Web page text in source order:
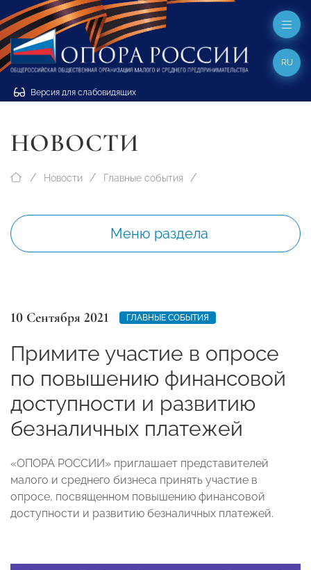
Версия для слабовидящих
RU
НОВОСТИ
Новости Главные события
Меню раздела
10 Сентября 2021 ГЛАВНЫЕ СОБЫТИЯ
Примите участие в опросе
по повышению финансовой
доступности и развитию
безналичных платежей
«ОПОРА РОССИИ» приглашает представителей
малого и среднего бизнеса принять участие в
опросе, посвященном повышению финансовой
доступности и развитию безналичных платежей.